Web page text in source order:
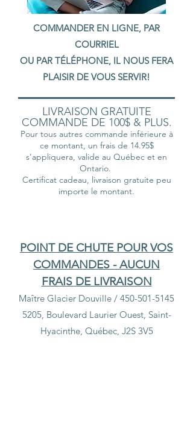
COMMANDER EN LIGNE, PAR
COURRIEL
OU PAR TÉLÉPHONE, IL NOUS FERA
PLAISIR DE VOUS SERVIR!
LIVRAISON GRATUITE
COMMANDE DE 100$ & PLUS.
Pour tous autres commande inférieure à
ce montant, un frais de 14.95$
s'appliquera, valide au Québec et en
Ontario.
Certificat cadeau, livraison gratuite peu
importe le montant.
POINT DE CHUTE POUR VOS
COMMANDES - AUCUN
FRAIS DE LIVRAISON
Maître Glacier Douville / 450-501-5145
5205, Boulevard Laurier Ouest, Saint-
Hyacinthe, Québec, J2S 3V5